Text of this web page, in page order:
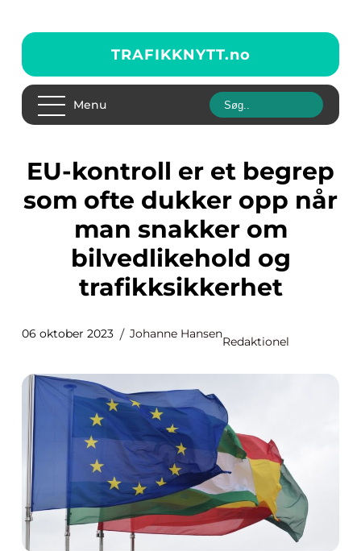
TRAFIKKNYTT.no
Menu
EU-kontroll er et begrep
som ofte dukker opp når
man snakker om
bilvedlikehold og
trafikksikkerhet
06 oktober 2023 Johanne Hansen
Redaktionel